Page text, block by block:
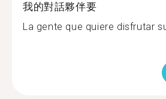
我的對話夥伴要
La gente que quiere disfrutar